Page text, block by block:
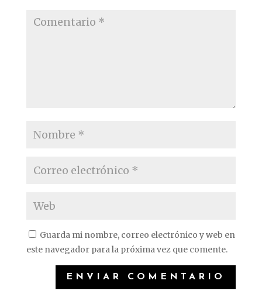
Guarda mi nombre, correo electrónico y web en
este navegador para la próxima vez que comente.